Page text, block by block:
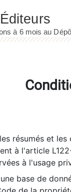
résumés et
à l'article
à l'usage
base de